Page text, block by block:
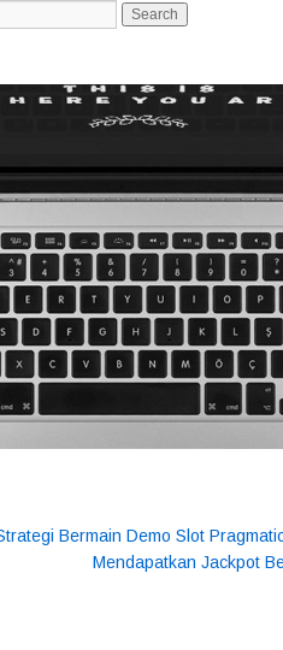
Bermain Demo Slot
Mendapatkan Jackpot